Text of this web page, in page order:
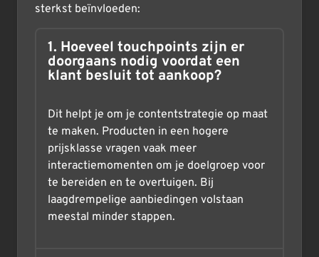
sterkst beïnvloeden:
1. Hoeveel touchpoints zijn er
doorgaans nodig voordat een
klant besluit tot aankoop?
Dit helpt je om je contentstrategie op maat
te maken. Producten in een hogere
prijsklasse vragen vaak meer
interactiemomenten om je doelgroep voor
te bereiden en te overtuigen. Bij
laagdrempelige aanbiedingen volstaan
meestal minder stappen.